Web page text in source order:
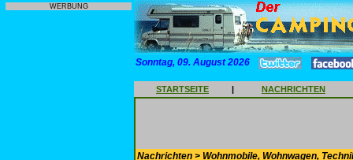
WERBUNG
Sonntag, 09. August 2026
STARTSEITE | NACHRICHTEN
Nachrichten > Wohnmobile, Wohnwagen,